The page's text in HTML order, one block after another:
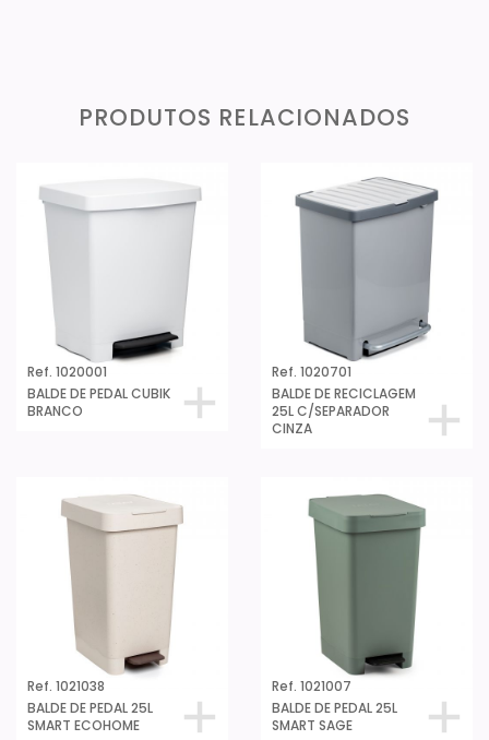
PRODUTOS RELACIONADOS
Ref. 1020001
BALDE DE PEDAL CUBIK
BRANCO
Ref. 1020701
BALDE DE RECICLAGEM
25L C/SEPARADOR
CINZA
Ref. 1021038
BALDE DE PEDAL 25L
SMART ECOHOME
Ref. 1021007
BALDE DE PEDAL 25L
SMART SAGE